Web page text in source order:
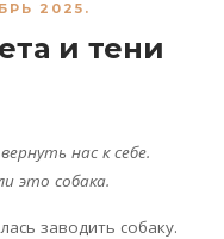
2025.
и тени
нас к себе.
это собака.
заводить собаку.